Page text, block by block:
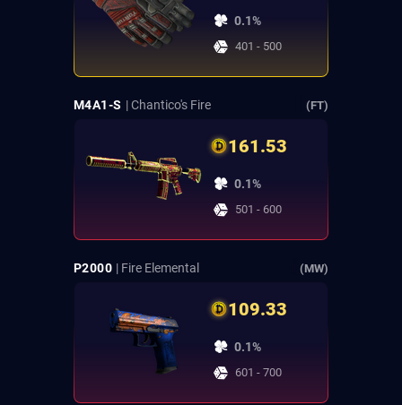
0.1%
401 - 500
M4A1-S | Chantico's Fire (FT)
161.53
0.1%
501 - 600
P2000 | Fire Elemental (MW)
109.33
0.1%
601 - 700